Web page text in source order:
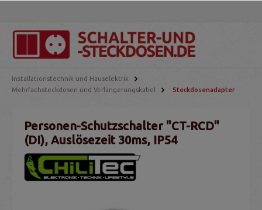
Installationstechnik und Hauselektrik
Mehrfachsteckdosen und Verlängerungskabel
Steckdosenadapter
Personen-Schutzschalter "CT-RCD"
(DI), Auslösezeit 30ms, IP54